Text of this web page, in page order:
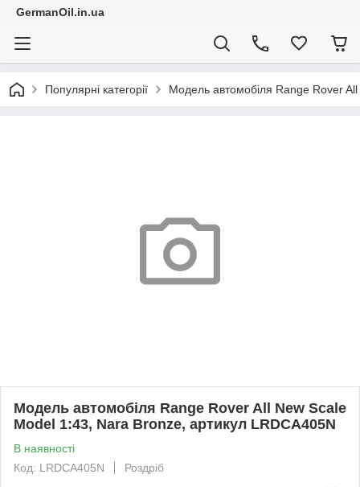
GermanOil.in.ua
Популярні категорії Модель автомобіля Range Rover
Модель автомобіля Range Rover All New Scale
Model 1:43, Nara Bronze, артикул LRDCA405N
В наявності
Код: LRDCA405N
Роздріб